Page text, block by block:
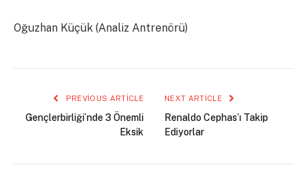
Oğuzhan Küçük (Analiz Antrenörü)
PREVIOUS ARTICLE
Gençlerbirliği’nde 3 Önemli
Eksik
NEXT ARTICLE
Renaldo Cephas’ı Takip
Ediyorlar